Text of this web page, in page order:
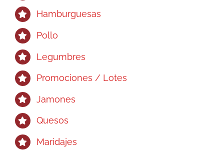
Hamburguesas
Pollo
Legumbres
Promociones / Lotes
Jamones
Quesos
Maridajes